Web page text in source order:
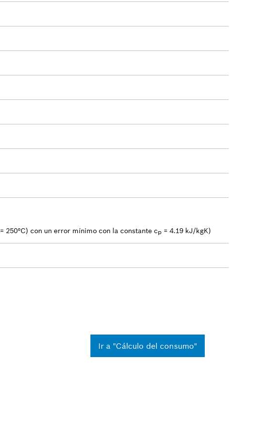
= 250°C) con un error mínimo con la constante cp = 4.19 kJ/kgK)
Ir a "Cálculo del consumo"